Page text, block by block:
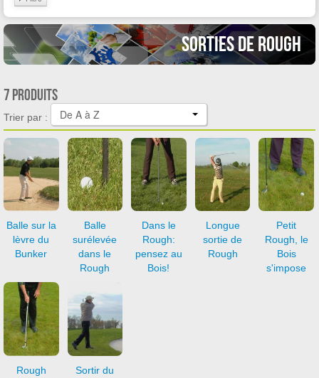
Sorties de Rough
7 produits
Trier par : De A à Z
Balle sur la
lèvre du
Bunker
Balle
surélevée
dans le
Rough
Dans le
Rough:
pensez au
Bois!
Longue
sortie de
Rough
Petit
Rough, le
Bois
s'impose
Rough
Sortir du